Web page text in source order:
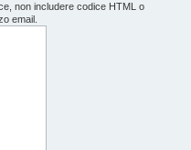
non includere codice HTML o
email.